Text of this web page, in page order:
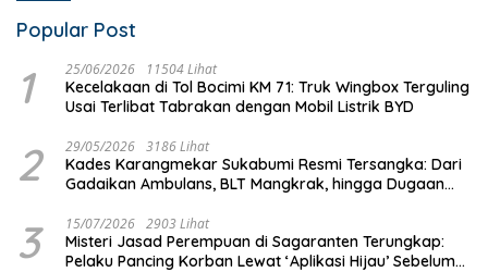
Popular Post
1 25/06/2026 11504 Lihat
Kecelakaan di Tol Bocimi KM 71: Truk Wingbox Terguling
Usai Terlibat Tabrakan dengan Mobil Listrik BYD
2 29/05/2026 3186 Lihat
Kades Karangmekar Sukabumi Resmi Tersangka: Dari
Gadaikan Ambulans, BLT Mangkrak, hingga Dugaan
3 15/07/2026 2903 Lihat
Misteri Jasad Perempuan di Sagaranten Terungkap:
Pelaku Pancing Korban Lewat ‘Aplikasi Hijau’ Sebelum